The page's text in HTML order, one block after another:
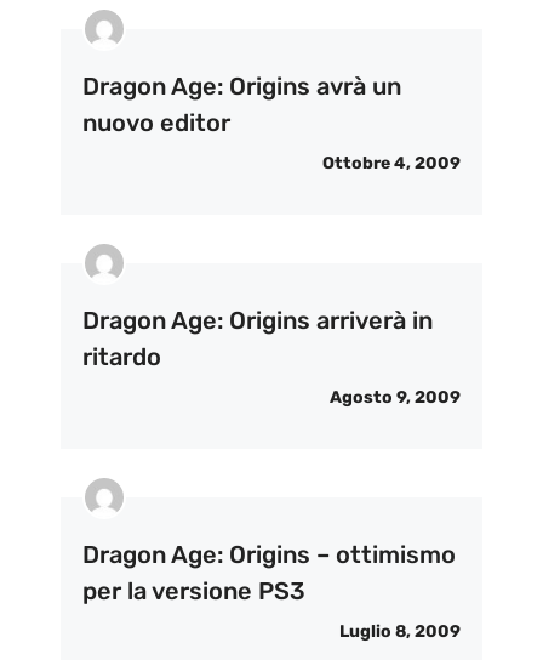
Dragon Age: Origins avrà un
nuovo editor
Ottobre 4, 2009
Dragon Age: Origins arriverà in
ritardo
Agosto 9, 2009
Dragon Age: Origins – ottimismo
per la versione PS3
Luglio 8, 2009